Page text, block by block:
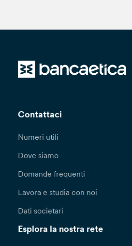
Contattaci
Numeri utili
Dove siamo
Domande frequenti
Lavora e studia con noi
Dati societari
Esplora la nostra rete